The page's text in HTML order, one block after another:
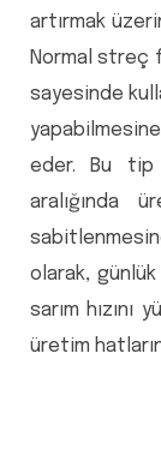
artırmak
Normal streç
sayesinde
eder. Bu tip
aralığında
olarak,
sarım
üretim